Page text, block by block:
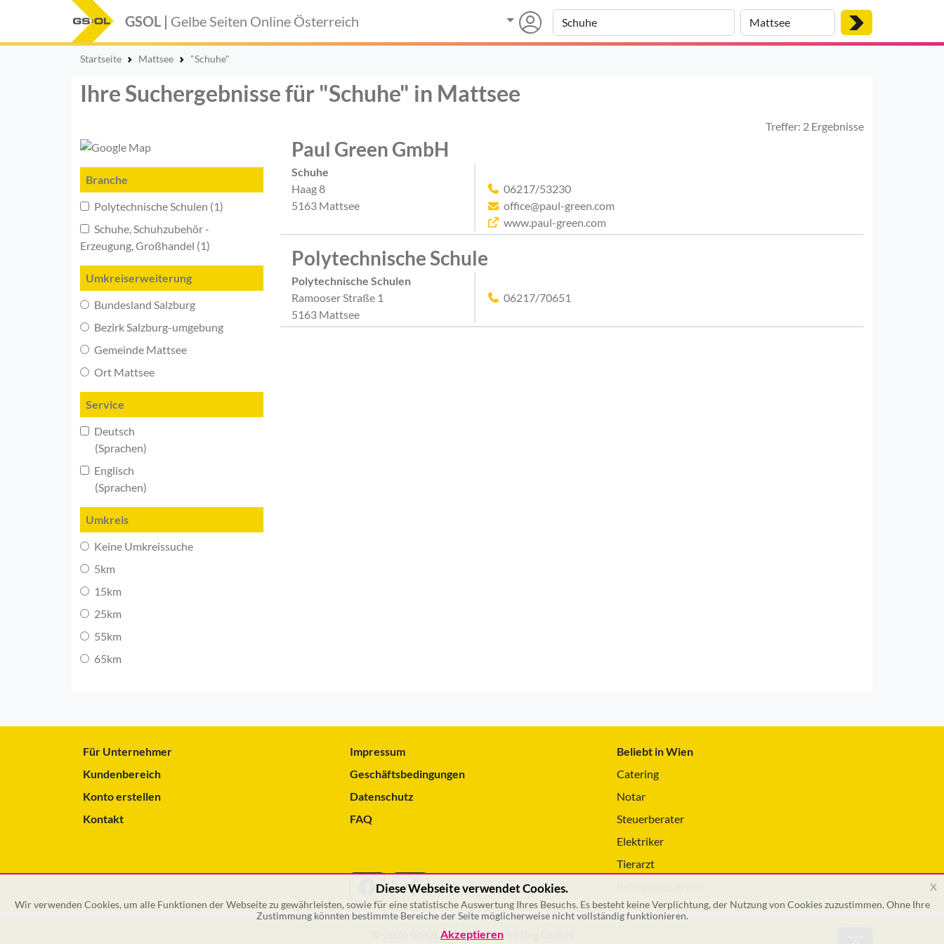
GSOL | Gelbe Seiten Online Österreich
Startseite Mattsee "Schuhe"
Ihre Suchergebnisse für "Schuhe" in Mattsee
Treffer: 2 Ergebnisse
Branche
Polytechnische Schulen (1)
Schuhe, Schuhzubehör -
Erzeugung, Großhandel (1)
Umkreiserweiterung
Bundesland Salzburg
Bezirk Salzburg-umgebung
Gemeinde Mattsee
Ort Mattsee
Service
Deutsch
(Sprachen)
Englisch
(Sprachen)
Umkreis
Keine Umkreissuche
5km
15km
25km
55km
65km
Paul Green GmbH
Schuhe
Haag 8
5163 Mattsee
06217/53230
office@paul-green.com
www.paul-green.com
Polytechnische Schule
Polytechnische Schulen
Ramooser Straße 1
5163 Mattsee
06217/70651
Für Unternehmer
Kundenbereich
Konto erstellen
Kontakt
Impressum
Geschäftsbedingungen
Datenschutz
FAQ
Beliebt in Wien
Catering
Notar
Steuerberater
Elektriker
Tierarzt
© 2026 GSOL – Online Marketing GmbH
Diese Webseite verwendet Cookies.
Wir verwenden Cookies, um alle Funktionen der Webseite zu gewährleisten, sowie für eine statistische Auswertung Ihres Besuchs. Es besteht keine Verplichtung, der Nutzung von Cookies zuzustimmen. Ohne Ihre
Zustimmung könnten bestimmte Bereiche der Seite möglicherweise nicht vollständig funktionieren.
Akzeptieren
x